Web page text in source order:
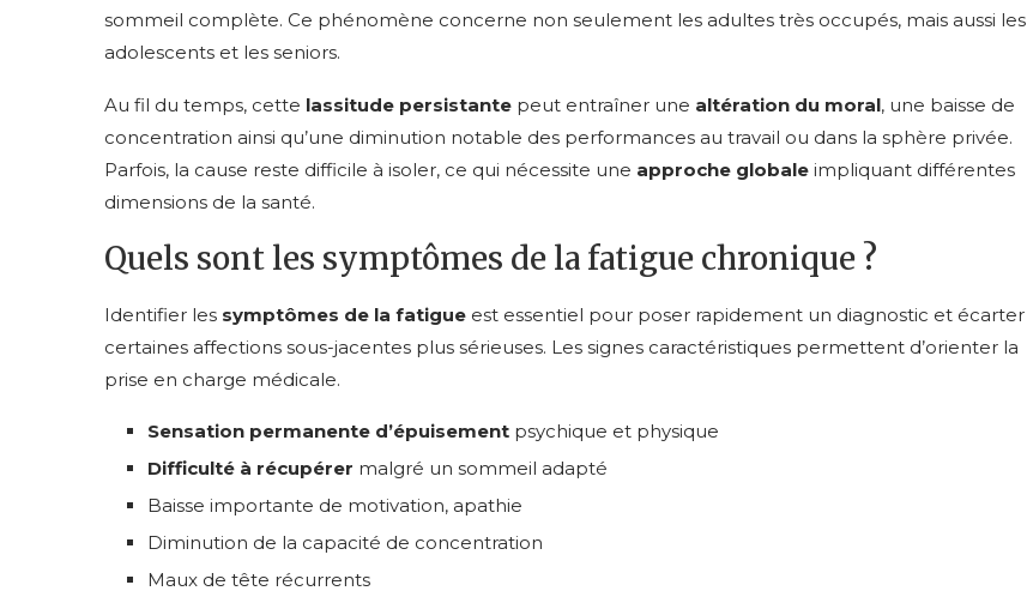
sommeil complète. Ce phénomène concerne non seulement les adultes très occupés, mais aussi les
adolescents et les seniors.
Au fil du temps, cette lassitude persistante peut entraîner une altération du moral, une baisse de
concentration ainsi qu’une diminution notable des performances au travail ou dans la sphère privée.
Parfois, la cause reste difficile à isoler, ce qui nécessite une approche globale impliquant différentes
dimensions de la santé.
Quels sont les symptômes de la fatigue chronique ?
Identifier les symptômes de la fatigue est essentiel pour poser rapidement un diagnostic et écarter
certaines affections sous-jacentes plus sérieuses. Les signes caractéristiques permettent d’orienter la
prise en charge médicale.
Sensation permanente d’épuisement psychique et physique
Difficulté à récupérer malgré un sommeil adapté
Baisse importante de motivation, apathie
Diminution de la capacité de concentration
Maux de tête récurrents